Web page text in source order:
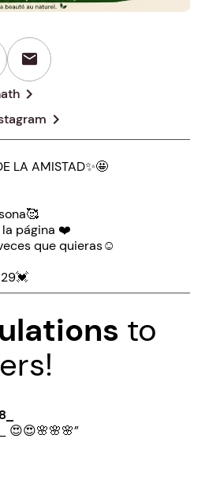
mail
chevron_right
chevron_right
LA AMISTAD✨🤩
la página ❤️
que quieras☺️
to
😍😍🌸🌸🌸”